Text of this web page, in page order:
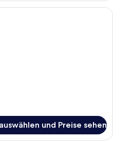
Ein Hotelzimmer mit einem Bett,
und Preise sehen